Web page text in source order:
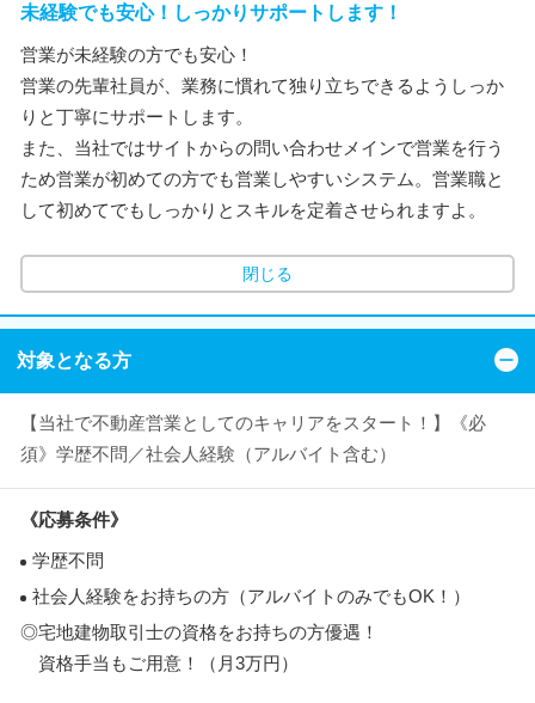
未経験でも安心！しっかりサポートします！
営業が未経験の方でも安心！
営業の先輩社員が、業務に慣れて独り立ちできるようしっか
りと丁寧にサポートします。
また、当社ではサイトからの問い合わせメインで営業を行う
ため営業が初めての方でも営業しやすいシステム。営業職と
して初めてでもしっかりとスキルを定着させられますよ。
閉じる
対象となる方
【当社で不動産営業としてのキャリアをスタート！】《必
須》学歴不問／社会人経験（アルバイト含む）
《応募条件》
学歴不問
社会人経験をお持ちの方（アルバイトのみでもOK！）
◎宅地建物取引士の資格をお持ちの方優遇！
資格手当もご用意！（月3万円）